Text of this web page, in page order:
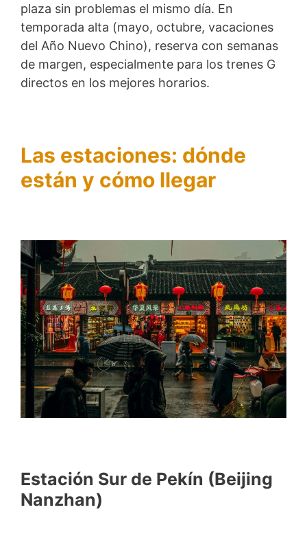
plaza sin problemas el mismo día. En
temporada alta (mayo, octubre, vacaciones
del Año Nuevo Chino), reserva con semanas
de margen, especialmente para los trenes G
directos en los mejores horarios.
Las estaciones: dónde
están y cómo llegar
Estación Sur de Pekín (Beijing
Nanzhan)